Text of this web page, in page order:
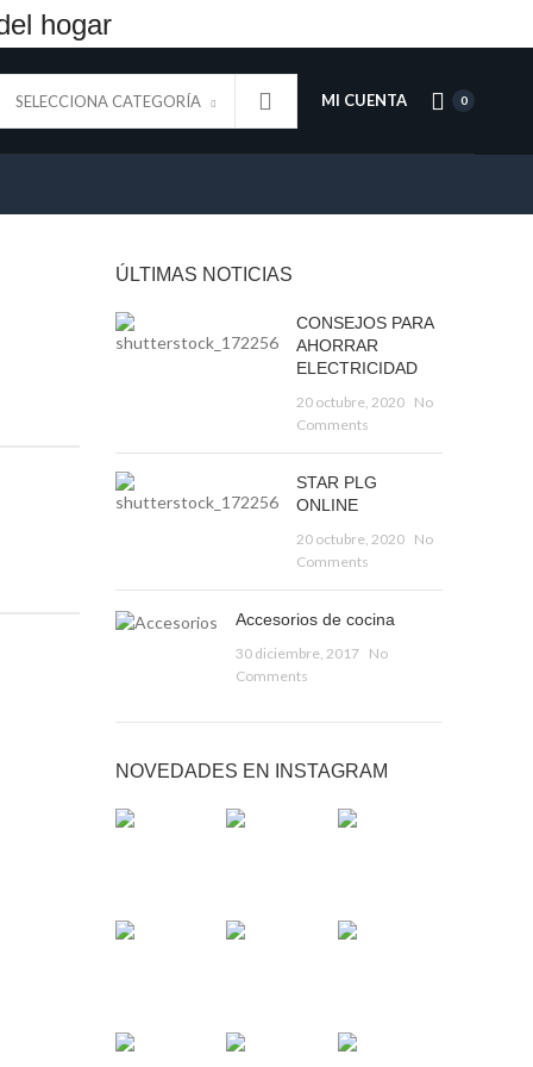
hogar
SELECCIONA CATEGORÍA MI CUENTA 0
ÚLTIMAS NOTICIAS
CONSEJOS PARA
AHORRAR
ELECTRICIDAD
20 octubre, 2020 No
Comments
STAR PLG
ONLINE
20 octubre, 2020 No
Comments
Accesorios de cocina
30 diciembre, 2017
No
Comments
NOVEDADES EN INSTAGRAM